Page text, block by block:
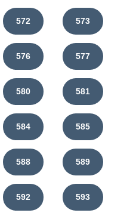
572 573
576 577
580 581
584 585
588 589
592 593